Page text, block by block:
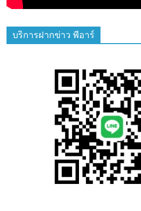
บริการฝากข่าว พีอาร์